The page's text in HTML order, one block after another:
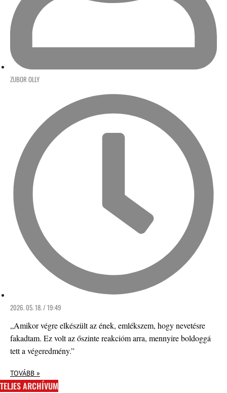
ZUBOR OLLY
2026. 05. 18. / 19:49
„Amikor végre elkészült az ének, emlékszem, hogy nevetésre
fakadtam. Ez volt az őszinte reakcióm arra, mennyire boldoggá
tett a végeredmény.”
TOVÁBB »
TELJES ARCHÍVUM